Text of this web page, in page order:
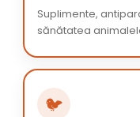
Suplimente,
sănătatea
🐦